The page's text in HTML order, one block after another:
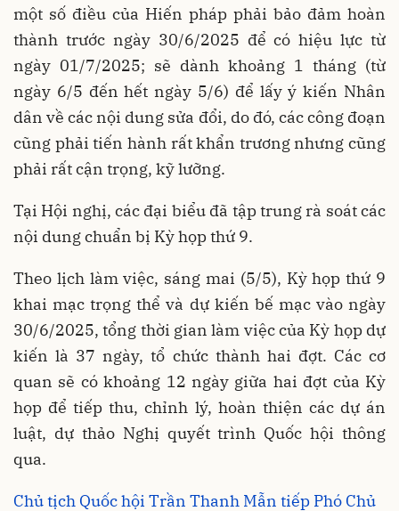
một số điều của Hiến pháp phải bảo đảm hoàn
thành trước ngày 30/6/2025 để có hiệu lực từ
ngày 01/7/2025; sẽ dành khoảng 1 tháng (từ
ngày 6/5 đến hết ngày 5/6) để lấy ý kiến Nhân
dân về các nội dung sửa đổi, do đó, các công đoạn
cũng phải tiến hành rất khẩn trương nhưng cũng
phải rất cận trọng, kỹ lưỡng.
Tại Hội nghị, các đại biểu đã tập trung rà soát các
nội dung chuẩn bị Kỳ họp thứ 9.
Theo lịch làm việc, sáng mai (5/5), Kỳ họp thứ 9
khai mạc trọng thể và dự kiến bế mạc vào ngày
30/6/2025, tổng thời gian làm việc của Kỳ họp dự
kiến là 37 ngày, tổ chức thành hai đợt. Các cơ
quan sẽ có khoảng 12 ngày giữa hai đợt của Kỳ
họp để tiếp thu, chỉnh lý, hoàn thiện các dự án
luật, dự thảo Nghị quyết trình Quốc hội thông
qua.
Chủ tịch Quốc hội Trần Thanh Mẫn tiếp Phó Chủ